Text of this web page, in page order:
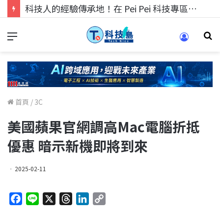
科技人的經驗傳承地！在 Pei Pei 科技專區，與學弟妹交流最硬核的技術
首頁 / 3C
美國蘋果官網調高Mac電腦折抵
優惠 暗示新機即將到來
2025-02-11